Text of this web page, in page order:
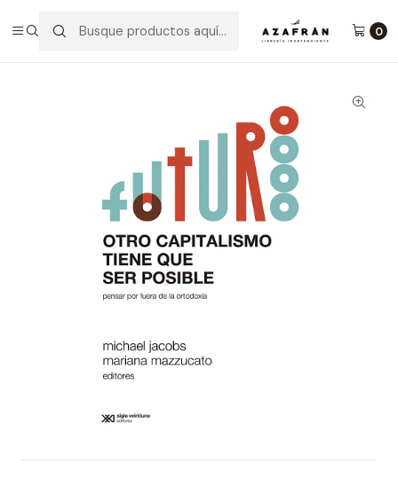
0
Economía Y Negocios
Otro Capitalismo Tiene Que Ser Posible